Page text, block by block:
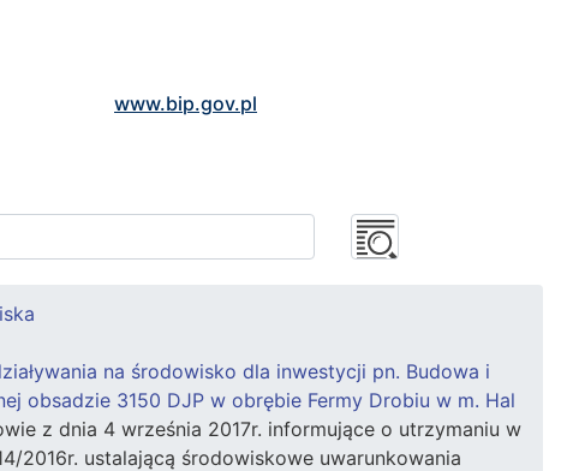
www.bip.gov.pl
na środowisko dla inwestycji pn. Budowa i
obsadzie 3150 DJP w obrębie Fermy Drobiu w m. Hal
z dnia 4 września 2017r. informujące o utrzymaniu w
2016r. ustalającą środowiskowe uwarunkowania